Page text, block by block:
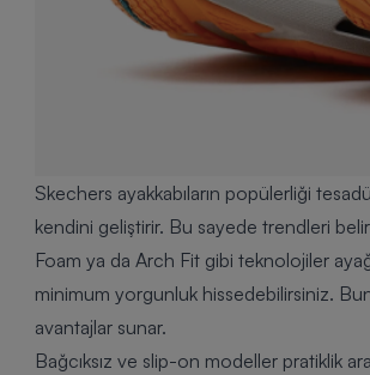
Skechers ayakkabıların popülerliği
kendini geliştirir. Bu sayede trendleri
Foam ya da Arch Fit gibi teknolojiler
minimum yorgunluk hissedebilirsiniz.
avantajlar sunar.
Bağcıksız ve slip-on modeller pratiklik